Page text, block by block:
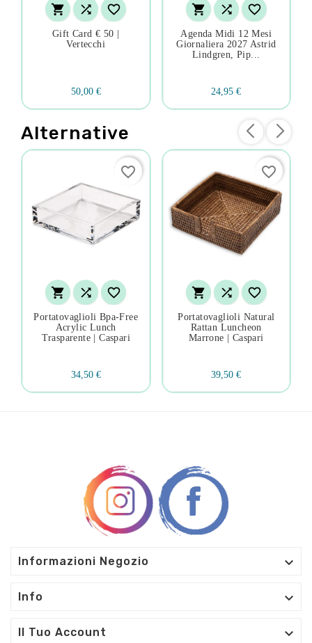
  
Gift Card € 50 |
Vertecchi
50,00 €
  
Agenda Midi 12 Mesi
Giornaliera 2027 Astrid
Lindgren, Pip...
24,95 €
Alternative
  
Portatovaglioli Bpa-Free
Acrylic Lunch
Trasparente | Caspari
34,50 €
favorite_border
  
Portatovaglioli Natural
Rattan Luncheon
Marrone | Caspari
39,50 €
favorite_border
Informazioni Negozio 
Info 
Il Tuo Account 